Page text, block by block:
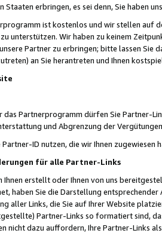
Staaten erbringen, es sei denn, Sie haben
ist kostenlos und wir stellen auf
unterstützen. Wir haben zu keinem
Partner zu erbringen; bitte lassen Sie
an Sie herantreten und Ihnen
das Partnerprogramm dürfen Sie Partner-
und Abgrenzung der
ID nutzen, die wir Ihnen zugewiesen
für alle Partner-Links
Ihnen erstellt oder Ihnen von uns
haben Sie die Darstellung
aller Links, die Sie auf Ihrer Website
Partner-Links so formatiert sind,
nicht dazu auffordern, Ihre Partner-Links